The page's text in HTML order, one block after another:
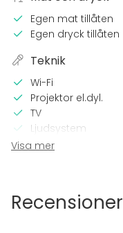
Egen mat tillåten
Egen dryck tillåten
Teknik
Wi-Fi
Projektor el.dyl.
TV
Ljudsystem
Utrustning
Visa mer
Recensioner